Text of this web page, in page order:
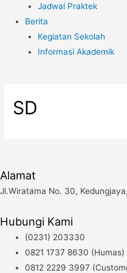
Jadwal Praktek
Berita
Kegiatan Sekolah
Informasi Akademik
SD
Alamat
Jl.Wiratama No. 30,
Hubungi Kami
(0231) 203330
0821 1737 8630 (Humas)
0812 2229 3997